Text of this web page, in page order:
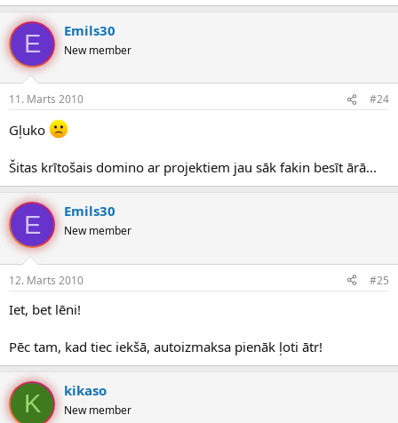
E Emils30
New member
11. Marts 2010 #24
Gļuko
Šitas krītošais domino ar projektiem jau sāk fakin besīt ārā...
E Emils30
New member
12. Marts 2010 #25
Iet, bet lēni!
Pēc tam, kad tiec iekšā, autoizmaksa pienāk ļoti ātr!
K kikaso
New member